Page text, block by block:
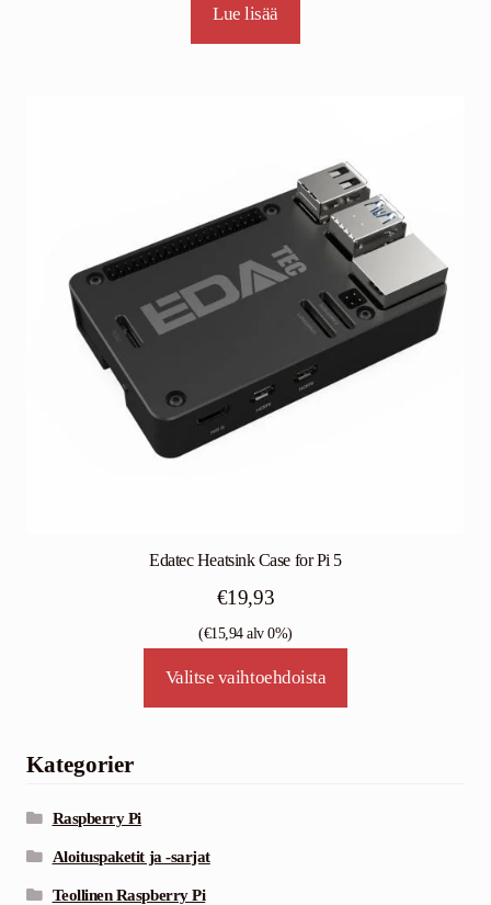
Lue lisää
Edatec Heatsink Case for Pi 5
€19,93
(€15,94alv 0%)
Valitse vaihtoehdoista
Kategorier
Raspberry Pi
Aloituspaketit ja -sarjat
Teollinen Raspberry Pi